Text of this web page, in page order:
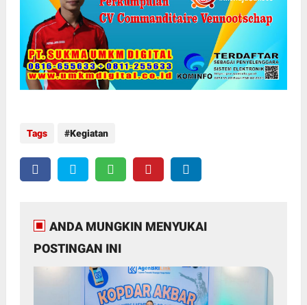
Tags Kegiatan
ANDA MUNGKIN MENYUKAI
POSTINGAN INI